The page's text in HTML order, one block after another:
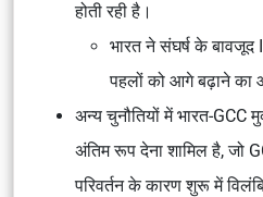
होती रही है।
भारत ने संघर्ष के
पहलों को आगे बढ़ाने का
अन्य चुनौतियों में भारत-GCC
अंतिम रूप देना शामिल है, जो
परिवर्तन के कारण शुरू में